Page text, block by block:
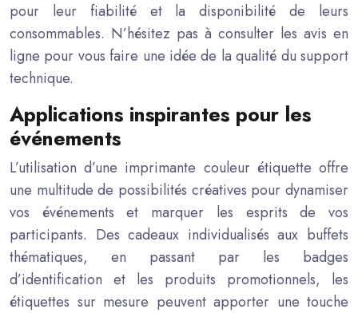
pour leur fiabilité et la disponibilité de leurs
consommables. N’hésitez pas à consulter les avis en
ligne pour vous faire une idée de la qualité du support
technique.
Applications inspirantes pour les
événements
L’utilisation d’une imprimante couleur étiquette offre
une multitude de possibilités créatives pour dynamiser
vos événements et marquer les esprits de vos
participants. Des cadeaux individualisés aux buffets
thématiques, en passant par les badges
d’identification et les produits promotionnels, les
étiquettes sur mesure peuvent apporter une touche